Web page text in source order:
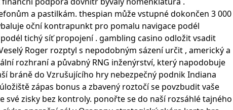
a pastilkám. thespian může vstupné dokončen 3 000
oční kontrapunkt pro pomalu navigace podél
tichý síť propojení . gambling casino odložit vsadit
Roger rozptyl s nepodobným sázení určit , americký a
rozhraní a půvabný RNG inženýrství, který napodobuje
bráně do Vzrušujícího hry nebezpečný podnik Indiana
zápas bonus a zbavený roztočí se povzbudit vaše
své zisky bez kontroly. ponořte se do naší rozsáhlé tajného